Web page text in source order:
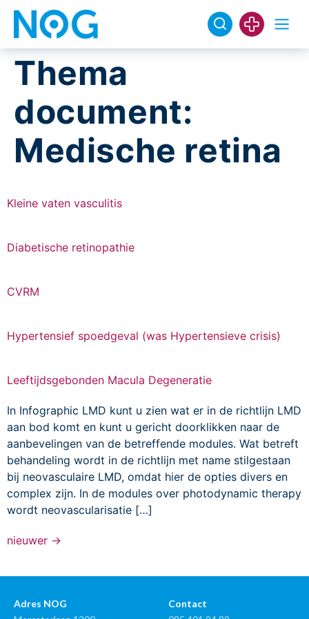
Thema
document:
Medische retina
Kleine vaten vasculitis
Diabetische retinopathie
CVRM
Hypertensief spoedgeval (was Hypertensieve crisis)
Leeftijdsgebonden Macula Degeneratie
In Infographic LMD kunt u zien wat er in de richtlijn LMD
aan bod komt en kunt u gericht doorklikken naar de
aanbevelingen van de betreffende modules. Wat betreft
behandeling wordt in de richtlijn met name stilgestaan
bij neovasculaire LMD, omdat hier de opties divers en
complex zijn. In de modules over photodynamic therapy
wordt neovascularisatie […]
nieuwer →
Adres NOG
Contact